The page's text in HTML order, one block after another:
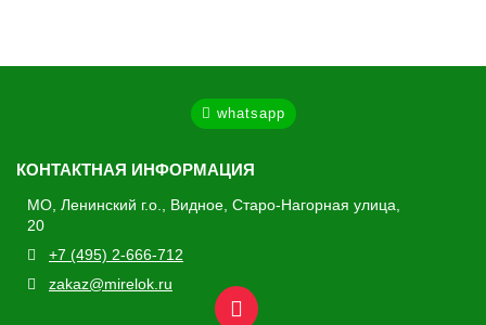
whatsapp
КОНТАКТНАЯ ИНФОРМАЦИЯ
МО, Ленинский г.о., Видное, Старо-Нагорная улица,
20
+7 (495) 2-666-712
zakaz@mirelok.ru